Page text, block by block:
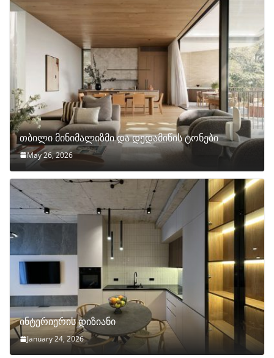
თბილი მინიმალიზმი და დედამიწის ტონები
May 26, 2026
ინტერიერის დიზიანი
January 24, 2026